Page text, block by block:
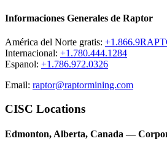
Informaciones Generales de Raptor
América del Norte gratis:
Internacional: +1.780.444.1284
Espanol: +1.786.972.0326
Email: raptor@raptormining.com
CISC Locations
Edmonton, Alberta, Canada —